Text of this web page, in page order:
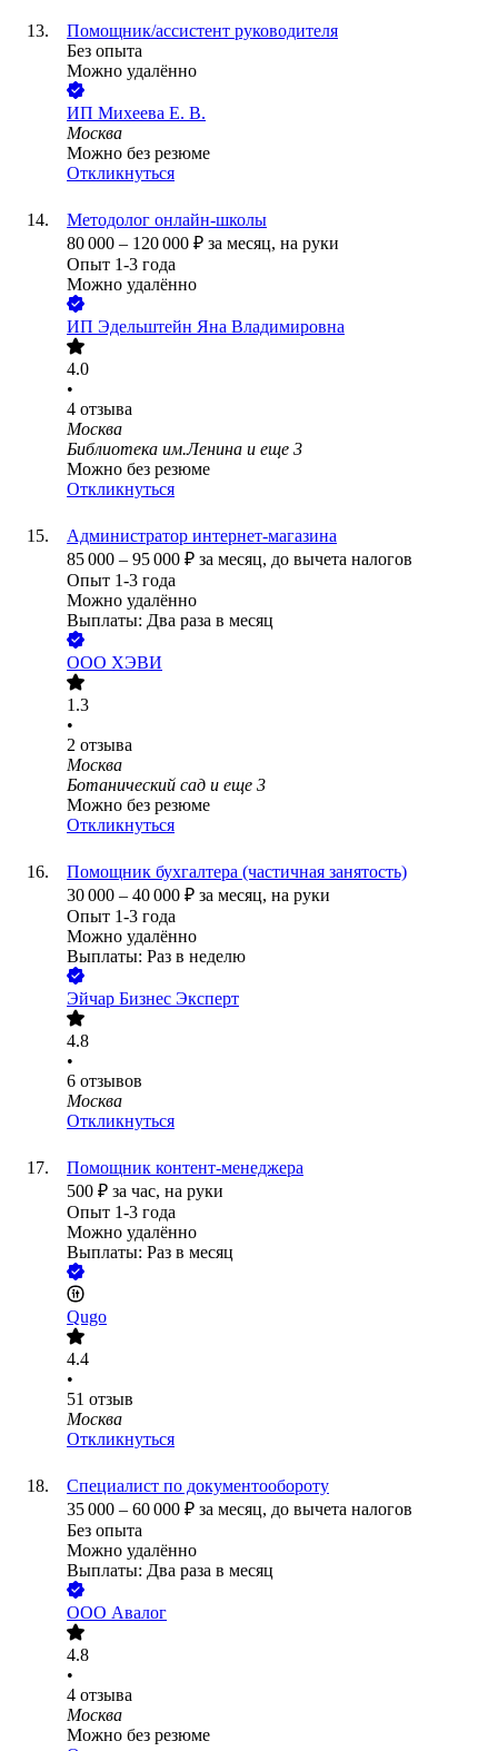
Помощник/ассистент руководителя
Без опыта
Можно удалённо
ИП Михеева Е. В.
Москва
Можно без резюме
Откликнуться
Методолог онлайн-школы
80 000 – 120 000 ₽ за месяц, на руки
Опыт 1-3 года
Можно удалённо
ИП Эдельштейн Яна Владимировна
4.0
•
4 отзыва
Москва
Библиотека им.Ленина и еще 3
Можно без резюме
Откликнуться
Администратор интернет-магазина
85 000 – 95 000 ₽ за месяц, до вычета налогов
Опыт 1-3 года
Можно удалённо
Выплаты: Два раза в месяц
ООО ХЭВИ
1.3
•
2 отзыва
Москва
Ботанический сад и еще 3
Можно без резюме
Откликнуться
Помощник бухгалтера (частичная занятость)
30 000 – 40 000 ₽ за месяц, на руки
Опыт 1-3 года
Можно удалённо
Выплаты: Раз в неделю
Эйчар Бизнес Эксперт
4.8
•
6 отзывов
Москва
Откликнуться
Помощник контент-менеджера
500 ₽ за час, на руки
Опыт 1-3 года
Можно удалённо
Выплаты: Раз в месяц
Qugo
4.4
•
51 отзыв
Москва
Откликнуться
Специалист по документообороту
35 000 – 60 000 ₽ за месяц, до вычета налогов
Без опыта
Можно удалённо
Выплаты: Два раза в месяц
ООО Авалог
4.8
•
4 отзыва
Москва
Можно без резюме